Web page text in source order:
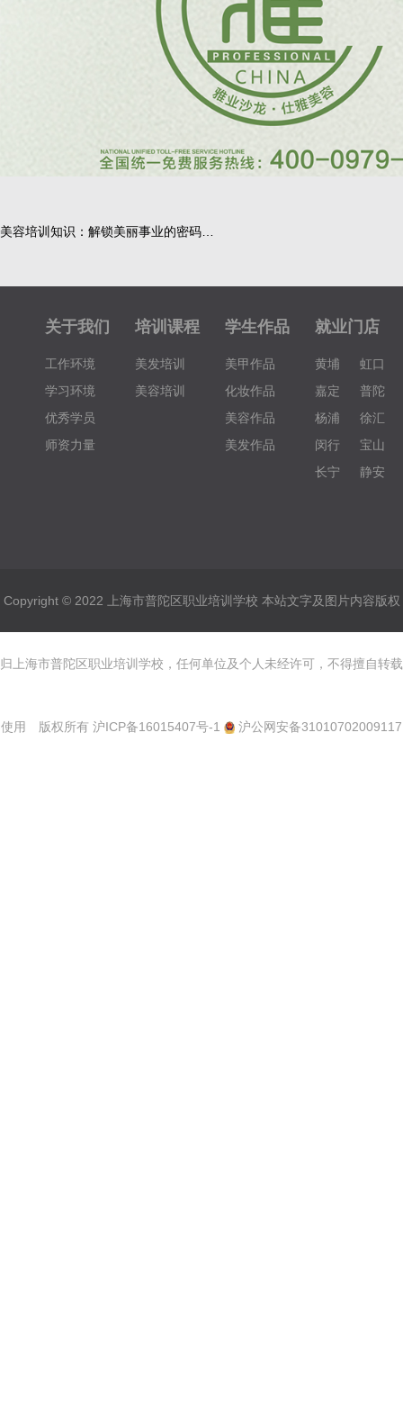
美容培训知识：解锁美丽事业的密码…
关于我们
工作环境
学习环境
优秀学员
师资力量
培训课程
美发培训
美容培训
学生作品
美甲作品
化妆作品
美容作品
美发作品
就业门店
黄埔
虹口
嘉定
普陀
杨浦
徐汇
闵行
宝山
长宁
静安
Copyright © 2022 上海市普陀区职业培训学校 本站文字及图片内容版权
归上海市普陀区职业培训学校，任何单位及个人未经许可，不得擅自转载
使用 版权所有 沪ICP备16015407号-1 沪公网安备31010702009117